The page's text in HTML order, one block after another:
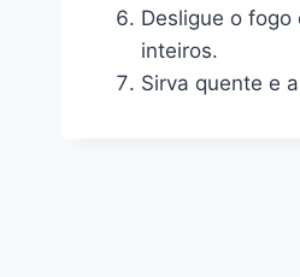
Desligue o
inteiros.
Sirva quente e